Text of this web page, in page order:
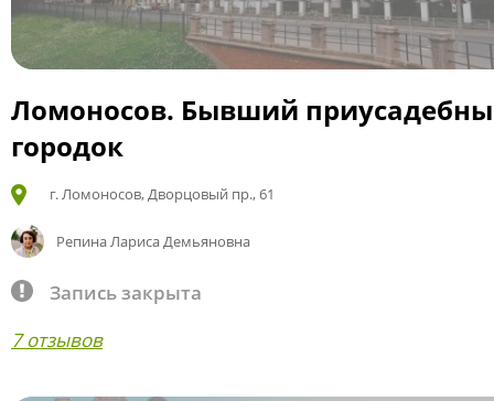
Ломоносов. Бывший
городок
г. Ломоносов, Дворцовый пр., 61
Репина Лариса Демьяновна
Запись закрыта
7 отзывов